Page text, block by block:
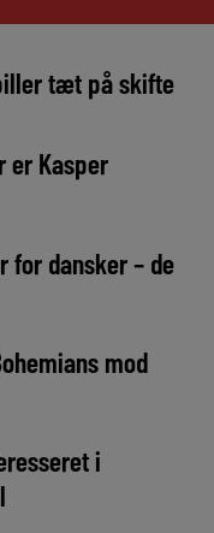
tæt på skifte
er Kasper
for dansker – de
mod
i